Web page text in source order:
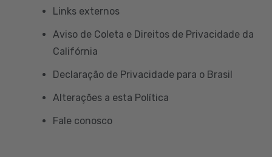
Links externos
Aviso de Coleta e Direitos de Privacidade da
Califórnia
Declaração de Privacidade para o Brasil
Alterações a esta Política
Fale conosco